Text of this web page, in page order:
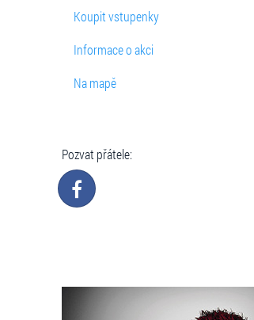
Koupit vstupenky
Informace o akci
Na mapě
Pozvat přátele: